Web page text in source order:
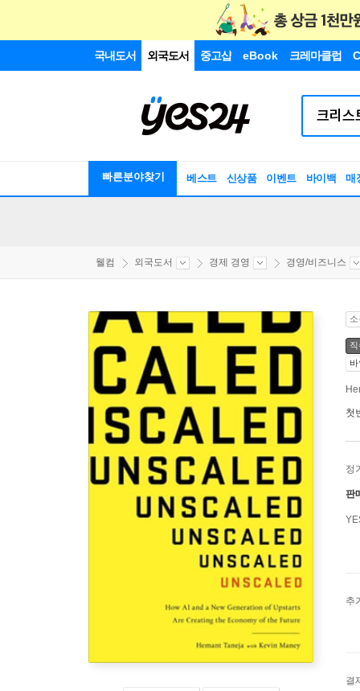
국내도서 외국도서 중고샵 eBook 크레마클럽
빠른분야찾기 베스트 신상품 이벤트 바이백 매
웰컴 외국도서 경제 경영 경영/비즈니스
첫
정
판
추
결